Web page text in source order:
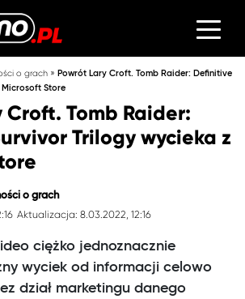
o grach »Powrót Lary Croft. Tomb Raider: Definitive
Microsoft Store
Croft. Tomb Raider:
Trilogy wycieka z
o grach
Aktualizacja: 8.03.2022, 12:16
ciężko jednoznacznie
wyciek od informacji celowo
dział marketingu danego